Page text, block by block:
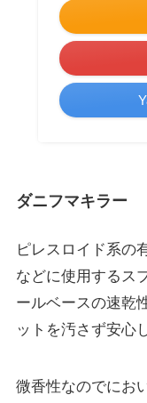
ダニフマキラー
ピレスロイド系の
などに使用するス
ールベースの速乾
ットを汚さず安心
微香性なのでにお